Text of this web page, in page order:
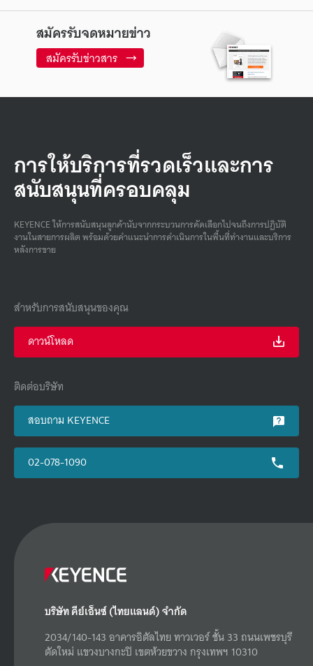
สมัครรับจดหมายข่าว
สมัครรับข่าวสาร
การให้บริการที่รวดเร็วและการ
สนับสนุนที่ครอบคลุม
KEYENCE ให้การสนับสนุนลูกค้านับจากกระบวนการคัดเลือกไปจนถึงการปฏิบัติ
งานในสายการผลิต พร้อมด้วยคําแนะนําการดําเนินการในพื้นที่ทํางานและบริการ
หลังการขาย
สำหรับการสนับสนุนของคุณ
ดาวน์โหลด
ติดต่อบริษัท
สอบถาม KEYENCE
02-078-1090
บริษัท คีย์เอ็นซ์ (ไทยแลนด์) จำกัด
2034/140-143 อาคารอิตัลไทย ทาวเวอร์ ชั้น 33 ถนนเพชรบุรี
ตัดใหม่ แขวงบางกะปิ เขตห้วยขวาง กรุงเทพฯ 10310